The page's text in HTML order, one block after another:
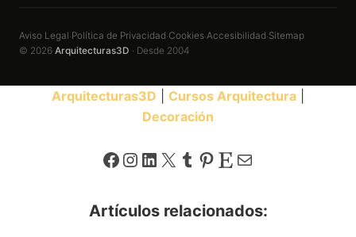
Aviso Legal·Política de Privacidad·Cookies·Accesibilidad·Sitemap
© 2026 Arquitecturas3D · Desde 2004
Arquitecturas3D Cursos Arquitectura
Decoración
Facebook
Instagram
LinkedIn
X Tumblr
Pinterest
EtsyCorreo electrónico
Artículos relacionados: